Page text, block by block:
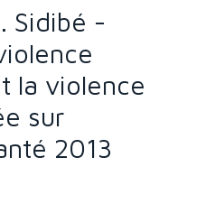
Sidibé -
la violence
sur
2013